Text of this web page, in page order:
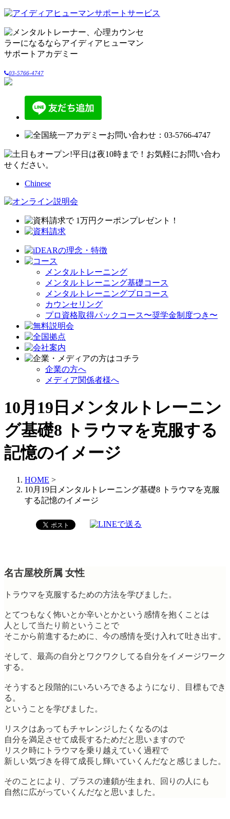
03-5766-4747
Chinese
メンタルトレーニング
メンタルトレーニング基礎コース
メンタルトレーニングプロコース
カウンセリング
プロ資格取得パックコース〜奨学金制度つき〜
企業の方へ
メディア関係者様へ
10月19日メンタルトレーニン
グ基礎8 トラウマを克服する
記憶のイメージ
HOME >
10月19日メンタルトレーニング基礎8 トラウマを克服
する記憶のイメージ
名古屋校所属 女性
トラウマを克服するための方法を学びました。
とてつもなく怖いとか辛いとかという感情を抱くことは
人として当たり前ということで
そこから前進するために、今の感情を受け入れて吐き出す。
そして、最高の自分とワクワクしてる自分をイメージワーク
する。
そうすると段階的にいろいろできるようになり、目標もでき
る。
ということを学びました。
リスクはあってもチャレンジしたくなるのは
自分を満足させて成長するためだと思いますので
リスク時にトラウマを乗り越えていく過程で
新しい気づきを得て成長し輝いていくんだなと感じました。
そのことにより、プラスの連鎖が生まれ、回りの人にも
自然に広がっていくんだなと思いました。